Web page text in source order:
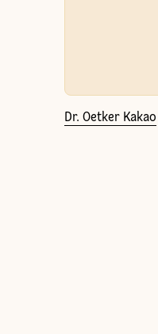
Dr. Oetker Kakao